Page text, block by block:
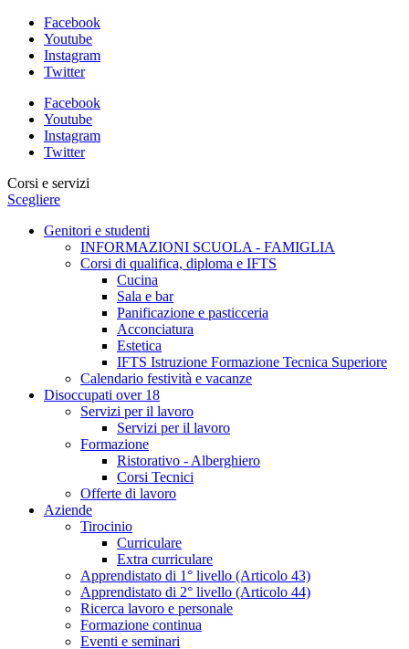
Facebook
Youtube
Instagram
Twitter
Facebook
Youtube
Instagram
Twitter
Corsi e servizi
Scegliere
Genitori e studenti
INFORMAZIONI SCUOLA - FAMIGLIA
Corsi di qualifica, diploma e IFTS
Cucina
Sala e bar
Panificazione e pasticceria
Acconciatura
Estetica
IFTS Istruzione Formazione Tecnica Superiore
Calendario festività e vacanze
Disoccupati over 18
Servizi per il lavoro
Servizi per il lavoro
Formazione
Ristorativo - Alberghiero
Corsi Tecnici
Offerte di lavoro
Aziende
Tirocinio
Curriculare
Extra curriculare
Apprendistato di 1° livello (Articolo 43)
Apprendistato di 2° livello (Articolo 44)
Ricerca lavoro e personale
Formazione continua
Eventi e seminari